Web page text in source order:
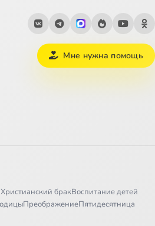
Мне нужна помощь
Христианский бракВоспитание детей
ПреображениеПятидесятница